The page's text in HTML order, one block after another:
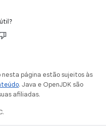
nesta página estão sujeitos às
. Java e OpenJDK são
afiliadas.